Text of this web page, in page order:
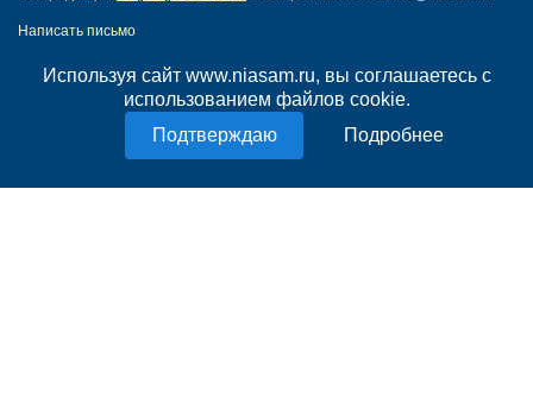
Используя сайт www.niasam.ru, вы соглашаетесь с
использованием файлов cookie.
Подробнее
Написать письмо
Нашли ошибку?
Политика конфиденциальности
Согласие на обработку персональных данных